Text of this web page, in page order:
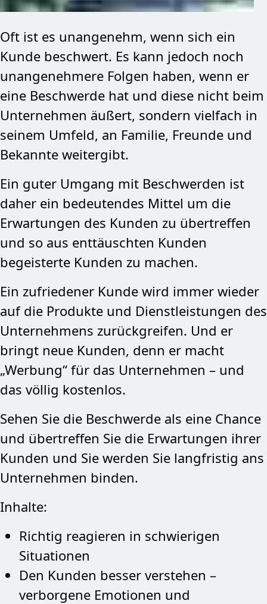
Oft ist es unangenehm, wenn sich ein
Kunde beschwert. Es kann jedoch noch
unangenehmere Folgen haben, wenn er
eine Beschwerde hat und diese nicht beim
Unternehmen äußert, sondern vielfach in
seinem Umfeld, an Familie, Freunde und
Bekannte weitergibt.
Ein guter Umgang mit Beschwerden ist
daher ein bedeutendes Mittel um die
Erwartungen des Kunden zu übertreffen
und so aus enttäuschten Kunden
begeisterte Kunden zu machen.
Ein zufriedener Kunde wird immer wieder
auf die Produkte und Dienstleistungen des
Unternehmens zurückgreifen. Und er
bringt neue Kunden, denn er macht
„Werbung“ für das Unternehmen – und
das völlig kostenlos.
Sehen Sie die Beschwerde als eine Chance
und übertreffen Sie die Erwartungen ihrer
Kunden und Sie werden Sie langfristig ans
Unternehmen binden.
Inhalte:
Richtig reagieren in schwierigen
Situationen
Den Kunden besser verstehen –
verborgene Emotionen und